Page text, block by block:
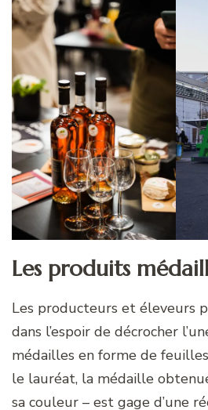
Les produits
Les producteurs et éleveurs
dans l’espoir de décrocher
médailles en forme de
le lauréat, la médaille
sa couleur – est gage d’une